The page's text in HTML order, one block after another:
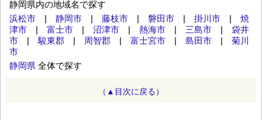
静岡県内の地域名で探す
浜松市 | 静岡市 | 藤枝市 | 磐田市 | 掛川市 | 焼
津市 | 富士市 | 沼津市 | 熱海市 | 三島市 | 袋井
市 | 駿東郡 | 周智郡 | 富士宮市 | 島田市 | 菊川
市
静岡県 全体で探す
（▲目次に戻る）